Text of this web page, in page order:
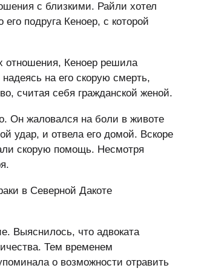
с близкими. Райли хотел
подруга Кеноер, с которой
отношения, Кеноер решила
на его скорую смерть,
считая себя гражданской женой.
Он жаловался на боли в животе
удар, и отвела его домой. Вскоре
скорую помощь. Несмотря
в Северной Дакоте
Выяснилось, что адвоката
Тем временем
о возможности отравить